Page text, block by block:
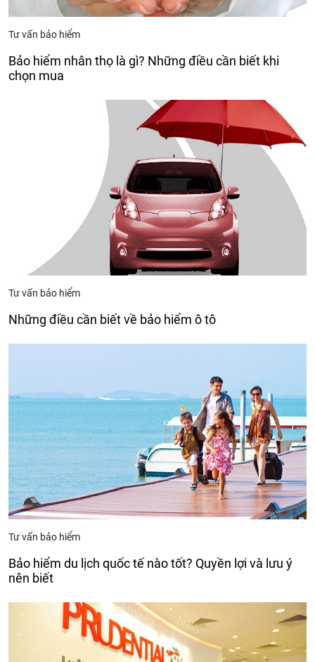
Tư vấn bảo hiểm
Bảo hiểm nhân thọ là gì? Những điều cần biết khi
chọn mua
Tư vấn bảo hiểm
Những điều cần biết về bảo hiểm ô tô
Tư vấn bảo hiểm
Bảo hiểm du lịch quốc tế nào tốt? Quyền lợi và lưu ý
nên biết